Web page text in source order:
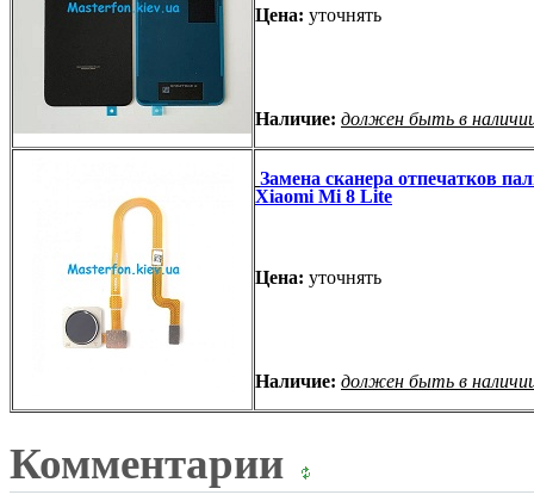
Цена: уточнять
Наличие: должен быть в
Замена сканера отпечатков
Xiaomi Mi 8 Lite
Цена: уточнять
Наличие: должен быть в
Комментарии